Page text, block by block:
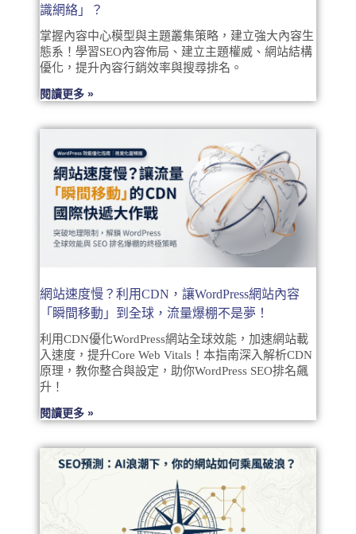
識網絡」？
掌握內容中心模型與主題叢集策略，建立強大內容生
態系！學習SEO內容佈局、建立主題權威、網站結構
優化，提升內容行銷效率與搜尋排名。
閱讀更多 »
網站速度慢？利用CDN，讓WordPress網站內容
「瞬間移動」到全球，流量爆棚不是夢！
利用CDN優化WordPress網站全球效能，加速網站載
入速度，提升Core Web Vitals！本指南深入解析CDN
原理，教你整合與設定，助你WordPress SEO排名飆
升！
閱讀更多 »